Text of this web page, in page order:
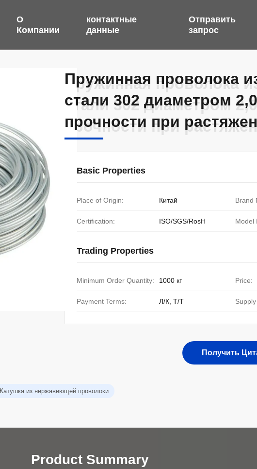
О
Компании
контактные
данные
Отправить
запрос
Пружинная проволока
стали 302 диаметром
прочности при
Пружинная проволока
стали 302 диаметром
прочности при
Basic Properties
Place of Origin: Китай Brand
Certification: ISO/SGS/RosH Model
Trading Properties
Minimum Order Quantity: 1000 кг Price:
Payment Terms: Л/К, Т/Т
Получить
Катушка из нержавеющей проволоки
Product Summary